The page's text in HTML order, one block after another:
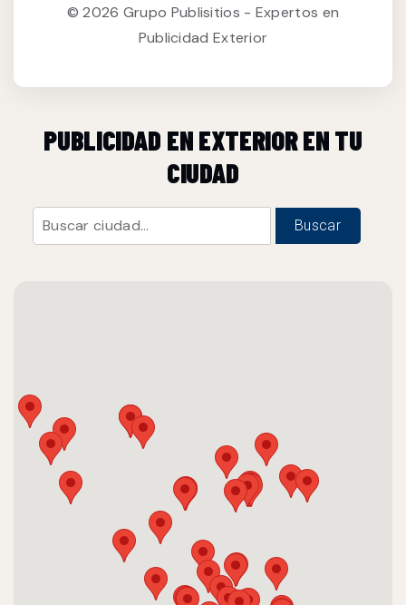
© 2026 Grupo Publisitios - Expertos en
Publicidad Exterior
PUBLICIDAD EN EXTERIOR EN TU
CIUDAD
Buscar